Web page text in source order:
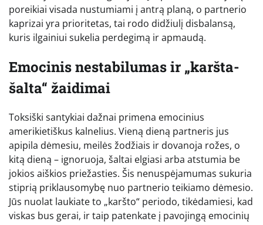
poreikiai visada nustumiami į antrą planą, o partnerio
kaprizai yra prioritetas, tai rodo didžiulį disbalansą,
kuris ilgainiui sukelia perdegimą ir apmaudą.
Emocinis nestabilumas ir „karšta-
šalta“ žaidimai
Toksiški santykiai dažnai primena emocinius
amerikietiškus kalnelius. Vieną dieną partneris jus
apipila dėmesiu, meilės žodžiais ir dovanoja rožes, o
kitą dieną – ignoruoja, šaltai elgiasi arba atstumia be
jokios aiškios priežasties. Šis nenuspėjamumas sukuria
stiprią priklausomybę nuo partnerio teikiamo dėmesio.
Jūs nuolat laukiate to „karšto“ periodo, tikėdamiesi, kad
viskas bus gerai, ir taip patenkate į pavojingą emocinių